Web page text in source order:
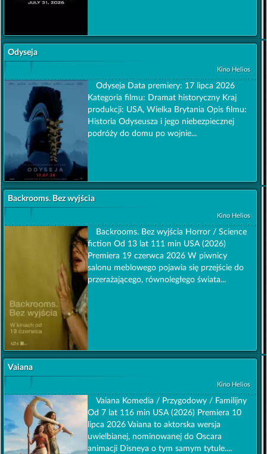
Odyseja
Kino Helios
Odyseja Data premiery: 17 lipca 2026
Kategoria filmu: Dramat historyczny Kraj
produkcji: USA, Wielka Brytania Opis filmu:
Historia Odyseusza i jego niebezpiecznej
podróży do domu po wojnie...
Backrooms. Bez wyjścia
Kino Helios
Backrooms. Bez wyjścia Horror / Science
fiction Od 13 lat 111 min USA (2026)
Premiera 19 czerwca 2026 W piwnicy
salonu meblowego pojawia się przejście do
przerażającego, równoległego świata...
Vaiana
Kino Helios
Vaiana Komedia / Przygodowy / Familijny
Od 7 lat 116 min USA (2026) Premiera 10
lipca 2026 Vaiana to aktorska wersja
uwielbianej, nominowanej do Oscara
animacji Disneya o tym samym tytule....